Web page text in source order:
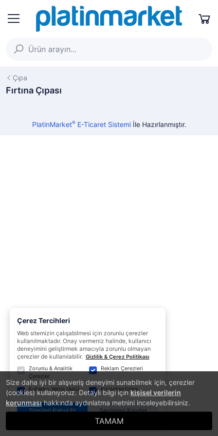
Size daha iyi bir alışveriş deneyimi sunabilmek için, çerezler
(cookies) kullanıyoruz. Detaylı bilgi içinkişisel verilerin
korunmasıhakkında aydınlatma metnini inceleyebilirsiniz.
TAMAM
Çıpa
Fırtına Çıpası
PlatinMarket®E-Ticaret Sistemiİle Hazırlanmıştır.
Çerez Tercihleri
Web sitemizin çalışabilmesi için zorunlu çerezler
kullanılmaktadır. Onay vermeniz halinde, kullanıcı
deneyimini geliştirmek amacıyla zorunlu olmayan
çerezler de kullanılabilir. Gizlilik & Çerez Politikası
Zorunlu & Analitik
Çerezler
Reklam Çerezleri
Kullanıcı Verisi (Ads) Kişiselleştirme
Tümünü Kabul Et Seçimleri Kaydet